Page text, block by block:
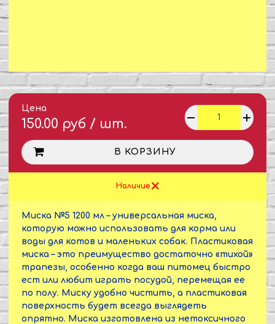
Цена
150.00 руб / шт.
В КОРЗИНУ
Наличие
Миска №5 1200 мл – универсальная миска,
которую можно использовать для корма или
воды для котов и маленьких собак. Пластиковая
миска – это преимущество достаточно «тихой»
трапезы, особенно когда ваш питомец быстро
ест или любит играть посудой, перемещая ее
по полу. Миску удобно чистить, а пластиковая
поверхность будет всегда выглядеть
опрятно. Миска изготовлена из нетоксичного